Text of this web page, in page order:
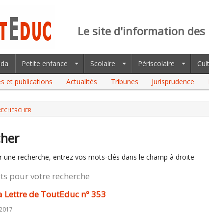
Le site d'information
Petite enfance Scolaire Périscolaire
et publications
Actualités Tribunes Jurisprudence
une recherche, entrez vos mots-clés dans le champ à droite
pour votre recherche
Lettre de ToutEduc n° 353